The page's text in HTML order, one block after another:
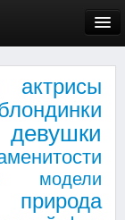
актрисы
девушки
модели
природа